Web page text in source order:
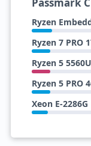
Ryzen
Ryzen 7 PRO
Ryzen 5 5560U
Ryzen 5 PRO
Xeon E-2286G